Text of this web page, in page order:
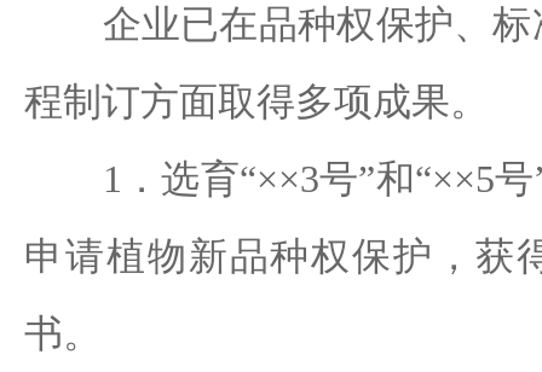
企业已在品种权保护、标
程制订方面取得多项成果。
1．选育“××3号”和“××5号
申请植物新品种权保护，获
书。